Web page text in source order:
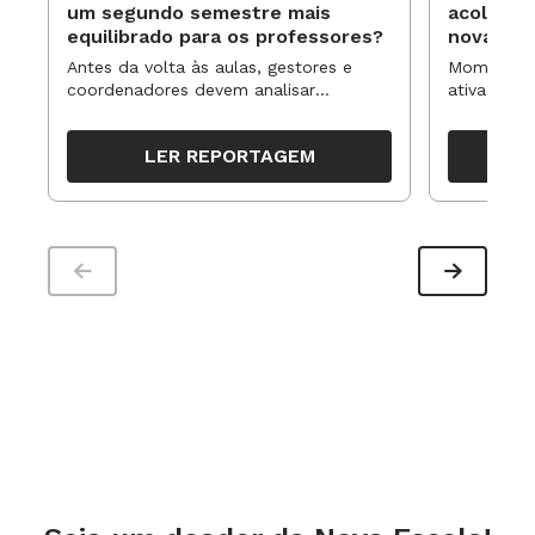
um segundo semestre mais
equilibrado para os professores?
Antes da volta às aulas, gestores e
coordenadores devem analisar
organizar ações para orientar o
trabalho pedagógico ao longo do
período
LER REPORTAGEM
novas
ativa
propostas